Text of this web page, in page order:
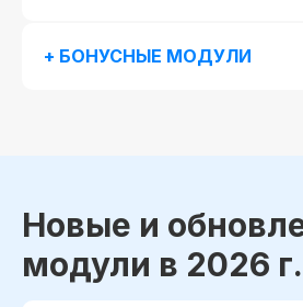
+ БОНУСНЫЕ МОДУЛИ
Новые и
модули в 2026 г.
00 00
дней
00
часов минута
00
секунда